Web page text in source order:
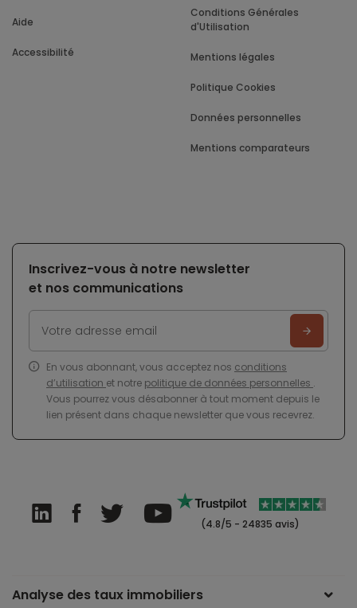
Aide
Accessibilité
Conditions Générales
d'Utilisation
Mentions légales
Politique Cookies
Données personnelles
Mentions comparateurs
Inscrivez-vous à notre newsletter
et nos communications
En vous abonnant, vous acceptez nos conditions
d’utilisation et notre politique de données personnelles .
Vous pourrez vous désabonner à tout moment depuis le
lien présent dans chaque newsletter que vous recevrez.
(4.8/5 - 24835 avis)
Analyse des taux immobiliers